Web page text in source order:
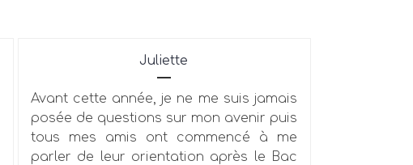
Juliette
Avant cette année, je ne me suis jamais
posée de questions sur mon avenir puis
tous mes amis ont commencé à me
parler de leur orientation après le Bac